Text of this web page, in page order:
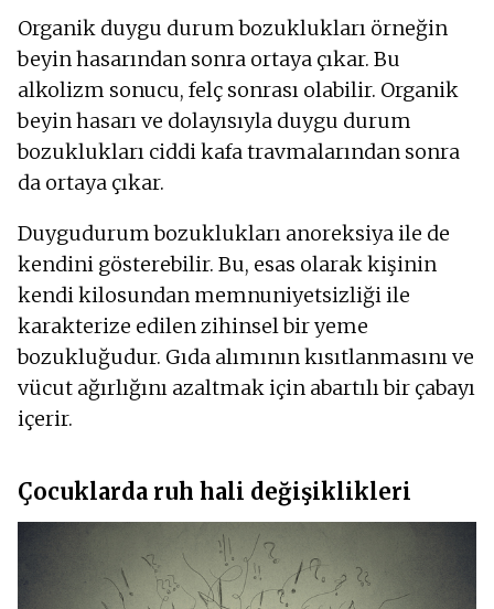
Organik duygu durum bozuklukları örneğin
beyin hasarından sonra ortaya çıkar. Bu
alkolizm sonucu, felç sonrası olabilir. Organik
beyin hasarı ve dolayısıyla duygu durum
bozuklukları ciddi kafa travmalarından sonra
da ortaya çıkar.
Duygudurum bozuklukları anoreksiya ile de
kendini gösterebilir. Bu, esas olarak kişinin
kendi kilosundan memnuniyetsizliği ile
karakterize edilen zihinsel bir yeme
bozukluğudur. Gıda alımının kısıtlanmasını ve
vücut ağırlığını azaltmak için abartılı bir çabayı
içerir.
Çocuklarda ruh hali değişiklikleri